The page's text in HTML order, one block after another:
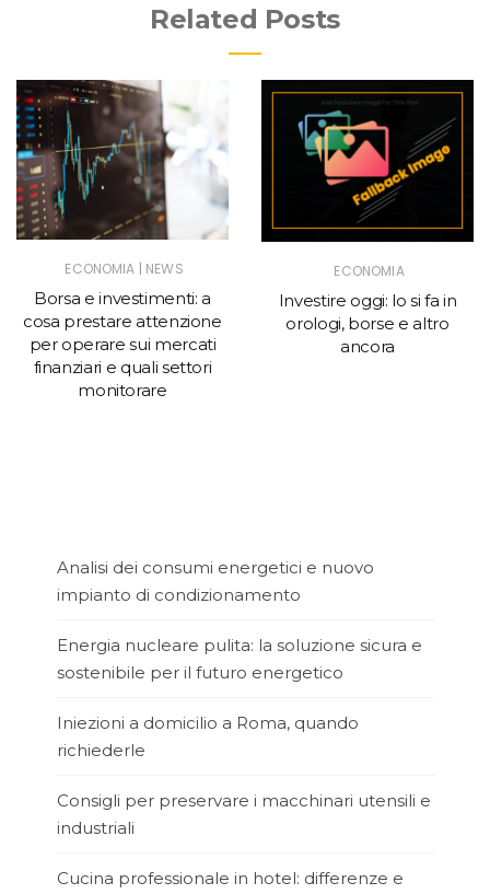
Related Posts
ECONOMIA | NEWS
Borsa e investimenti: a
cosa prestare attenzione
per operare sui mercati
finanziari e quali settori
monitorare
ECONOMIA
Investire oggi: lo si fa in
orologi, borse e altro
ancora
Analisi dei consumi energetici e nuovo
impianto di condizionamento
Energia nucleare pulita: la soluzione sicura e
sostenibile per il futuro energetico
Iniezioni a domicilio a Roma, quando
richiederle
Consigli per preservare i macchinari utensili e
industriali
Cucina professionale in hotel: differenze e